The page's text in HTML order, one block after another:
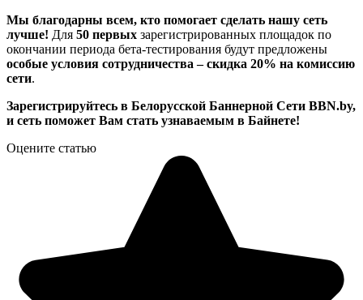
Мы благодарны всем, кто помогает сделать нашу сеть
лучше! Для 50 первых зарегистрированных площадок по
окончании периода бета-тестирования будут предложены
особые условия сотрудничества – скидка 20% на комиссию
сети.
Зарегистрируйтесь в Белорусской Баннерной Сети BBN.by,
и сеть поможет Вам стать узнаваемым в Байнете!
Оцените статью